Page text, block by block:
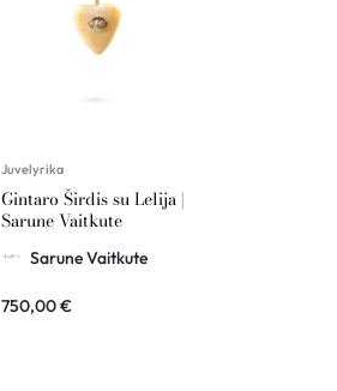
Juvelyrika
Gintaro Širdis su Lelija |
Sarune Vaitkute
Sarune Vaitkute
750,00€